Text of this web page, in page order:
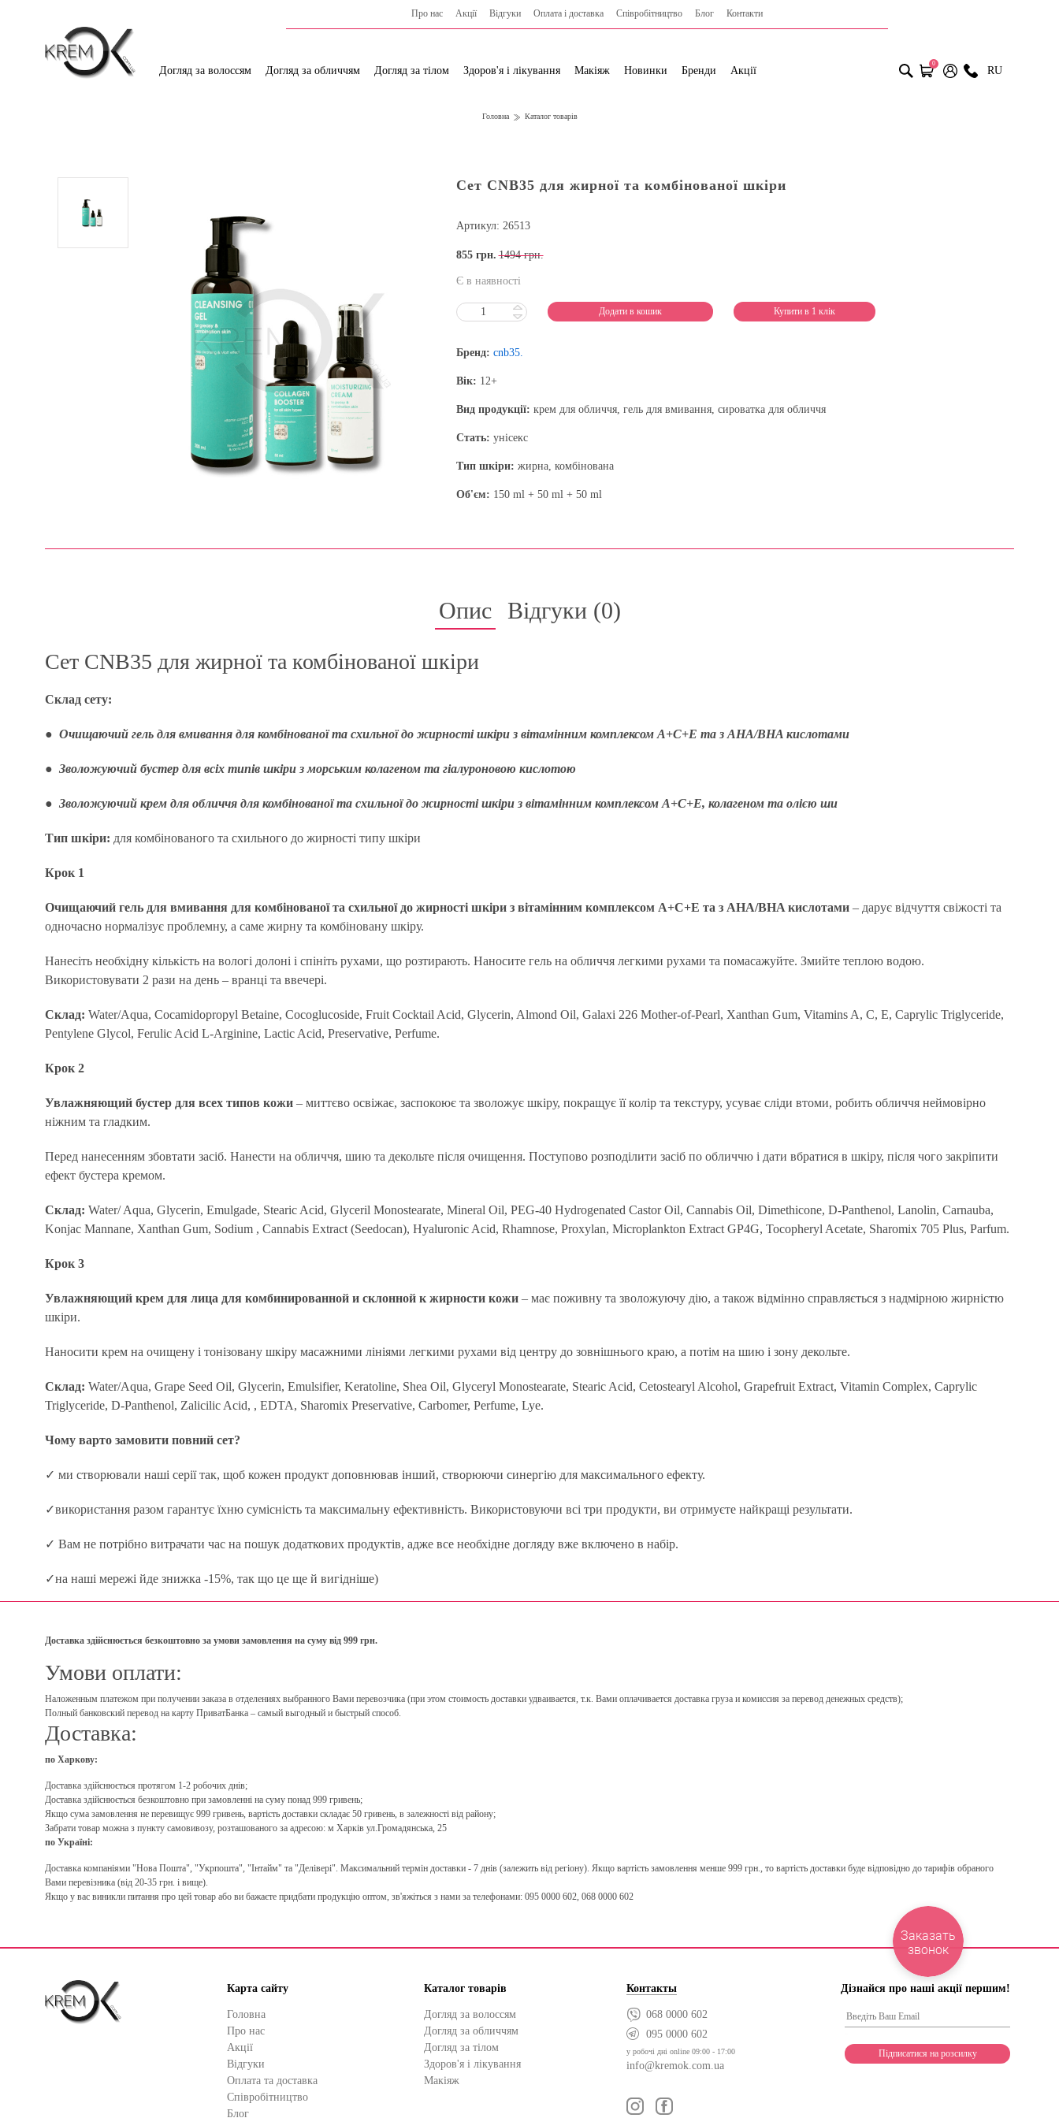
Про нас Акції Відгуки Оплата і доставка Cпівробітництво Блог Контакти
Догляд за волоссям Догляд за обличчям Догляд за тілом Здоров'я і лікування Макіяж Новинки Бренди Акції
0
RU
Головна Каталог товарів
Сет CNB35 для жирної та комбінованої шкіри
Артикул: 26513
855 грн. 1494 грн.
Є в наявності
Додати в кошик Купити в 1 клік
Бренд: cnb35.
Вік: 12+
Вид продукції: крем для обличчя, гель для вмивання, сироватка для обличчя
Стать: унісекс
Тип шкіри: жирна, комбінована
Об'єм: 150 ml + 50 ml + 50 ml
Опис Відгуки (0)
Сет CNB35 для жирної та комбінованої шкіри
Склад сету:
● Очищаючий гель для вмивання для комбінованої та схильної до жирності шкіри з вітамінним комплексом A+C+E та з AHA/BHA кислотами
● Зволожуючий бустер для всіх типів шкіри з морським колагеном та гіалуроновою кислотою
● Зволожуючий крем для обличчя для комбінованої та схильної до жирності шкіри з вітамінним комплексом A+C+E, колагеном та олією ши
Тип шкіри: для комбінованого та схильного до жирності типу шкіри
Крок 1
Очищаючий гель для вмивання для комбінованої та схильної до жирності шкіри з вітамінним комплексом A+C+E та з AHA/BHA кислотами – дарує відчуття свіжості та
одночасно нормалізує проблемну, а саме жирну та комбіновану шкіру.
Нанесіть необхідну кількість на вологі долоні і спініть рухами, що розтирають. Наносите гель на обличчя легкими рухами та помасажуйте. Змийте теплою водою.
Використовувати 2 рази на день – вранці та ввечері.
Склад: Water/Aqua, Cocamidopropyl Betaine, Cocoglucoside, Fruit Cocktail Acid, Glycerin, Almond Oil, Galaxi 226 Mother-of-Pearl, Xanthan Gum, Vitamins A, C, E, Caprylic Triglyceride,
Pentylene Glycol, Ferulic Acid L-Arginine, Lactic Acid, Preservative, Perfume.
Крок 2
Увлажняющий бустер для всех типов кожи – миттєво освіжає, заспокоює та зволожує шкіру, покращує її колір та текстуру, усуває сліди втоми, робить обличчя неймовірно
ніжним та гладким.
Перед нанесенням збовтати засіб. Нанести на обличчя, шию та декольте після очищення. Поступово розподілити засіб по обличчю і дати вбратися в шкіру, після чого закріпити
ефект бустера кремом.
Склад: Water/ Aqua, Glycerin, Emulgade, Stearic Acid, Glyceril Monostearate, Mineral Oil, PEG-40 Hydrogenated Castor Oil, Cannabis Oil, Dimethicone, D-Panthenol, Lanolin, Carnauba,
Konjac Mannane, Xanthan Gum, Sodium , Cannabis Extract (Seedocan), Hyaluronic Acid, Rhamnose, Proxylan, Microplankton Extract GP4G, Tocopheryl Acetate, Sharomix 705 Plus, Parfum.
Крок 3
Увлажняющий крем для лица для комбинированной и склонной к жирности кожи – має поживну та зволожуючу дію, а також відмінно справляється з надмірною жирністю
шкіри.
Наносити крем на очищену і тонізовану шкіру масажними лініями легкими рухами від центру до зовнішнього краю, а потім на шию і зону декольте.
Склад: Water/Aqua, Grape Seed Oil, Glycerin, Emulsifier, Keratoline, Shea Oil, Glyceryl Monostearate, Stearic Acid, Cetostearyl Alcohol, Grapefruit Extract, Vitamin Complex, Caprylic
Triglyceride, D-Panthenol, Zalicilic Acid, , EDTA, Sharomix Preservative, Carbomer, Perfume, Lye.
Чому варто замовити повний сет?
✓ ми створювали наші серії так, щоб кожен продукт доповнював інший, створюючи синергію для максимального ефекту.
✓використання разом гарантує їхню сумісність та максимальну ефективність. Використовуючи всі три продукти, ви отримуєте найкращі результати.
✓ Вам не потрібно витрачати час на пошук додаткових продуктів, адже все необхідне догляду вже включено в набір.
✓на наші мережі йде знижка -15%, так що це ще й вигідніше)
Доставка здійснюється безкоштовно за умови замовлення на суму від 999 грн.
Умови оплати:
Наложенным платежом при получении заказа в отделениях выбранного Вами перевозчика (при этом стоимость доставки удваивается, т.к. Вами оплачивается доставка груза и комиссия за перевод денежных средств);
Полный банковский перевод на карту ПриватБанка – самый выгодный и быстрый способ.
Доставка:
по Харкову:
Доставка здійснюється протягом 1-2 робочих днів;
Доставка здійснюється безкоштовно при замовленні на суму понад 999 гривень;
Якщо сума замовлення не перевищує 999 гривень, вартість доставки складає 50 гривень, в залежності від району;
Забрати товар можна з пункту самовивозу, розташованого за адресою: м Харків ул.Громадянська, 25
по Україні:
Доставка компаніями "Нова Пошта", "Укрпошта", "Інтайм" та "Делівері". Максимальний термін доставки - 7 днів (залежить від регіону). Якщо вартість замовлення менше 999 грн., то вартість доставки буде відповідно до тарифів обраного
Вами перевізника (від 20-35 грн. і вище).
Якщо у вас виникли питання про цей товар або ви бажаєте придбати продукцію оптом, зв'яжіться з нами за телефонами: 095 0000 602, 068 0000 602
Карта сайту
Головна
Про нас
Акції
Відгуки
Оплата та доставка
Cпівробітництво
Блог
Каталог товарів
Догляд за волоссям
Догляд за обличчям
Догляд за тілом
Здоров'я і лікування
Макіяж
Контакты
068 0000 602
095 0000 602
у робочі дні online 09:00 - 17:00
info@kremok.com.ua
Дізнайся про наші акції першим!
Заказать
звонок